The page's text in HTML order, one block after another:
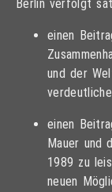
Berlin verfolgt
einen
und der
einen
Mauer und
1989 zu
neuen